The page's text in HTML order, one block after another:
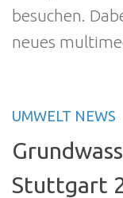
besuchen.
neues
UMWELT NEWS
Stuttgart